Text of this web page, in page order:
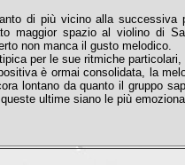
di più vicino alla successiva
maggior spazio al violino di
non manca il gusto melodico.
per le sue ritmiche particolari,
è ormai consolidata, la
lontano da quanto il gruppo
ultime siano le più